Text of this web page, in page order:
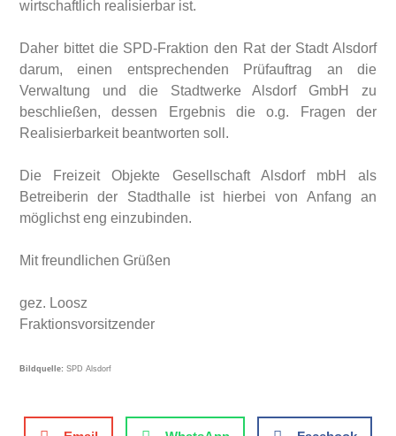
wirtschaftlich realisierbar ist.
Daher bittet die SPD-Fraktion den Rat der Stadt Alsdorf
darum, einen entsprechenden Prüfauftrag an die
Verwaltung und die Stadtwerke Alsdorf GmbH zu
beschließen, dessen Ergebnis die o.g. Fragen der
Realisierbarkeit beantworten soll.
Die Freizeit Objekte Gesellschaft Alsdorf mbH als
Betreiberin der Stadthalle ist hierbei von Anfang an
möglichst eng einzubinden.
Mit freundlichen Grüßen
gez. Loosz
Fraktionsvorsitzender
Bildquelle: SPD Alsdorf